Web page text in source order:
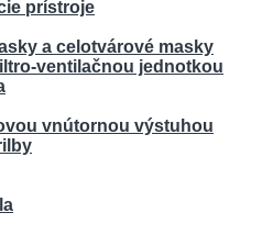
prístroje
a celotvárové masky
ventilačnou jednotkou
vnútornou výstuhou